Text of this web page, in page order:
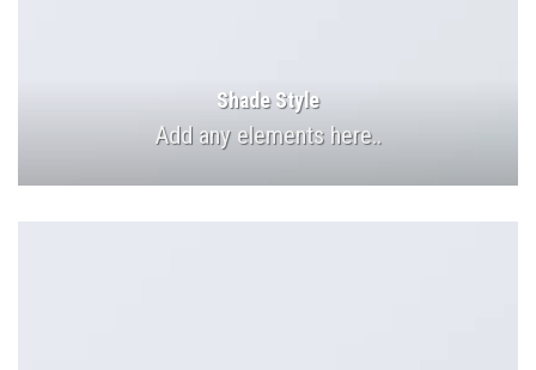
Shade Style
Add any elements here..